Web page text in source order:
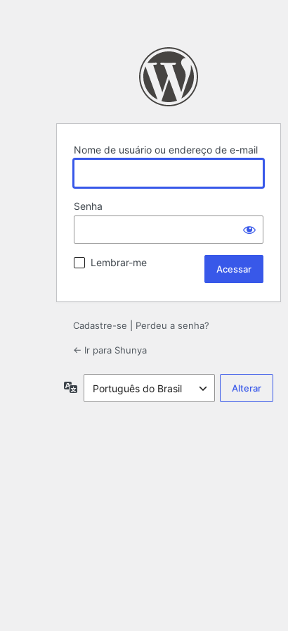
Nome de usuário ou endereço de e-mail
Senha
Lembrar-me
Cadastre-se Perdeu a senha?
← Ir para Shunya
Idioma